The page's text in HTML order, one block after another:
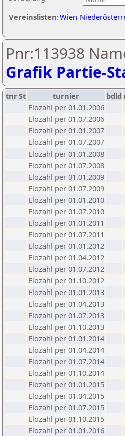
Vereinslisten:Wien
Pnr:113938
Grafik Partie-
tnrSt turnier bdld
Elozahl per 01.01.2006
Elozahl per 01.07.2006
Elozahl per 01.01.2007
Elozahl per 01.07.2007
Elozahl per 01.01.2008
Elozahl per 01.07.2008
Elozahl per 01.01.2009
Elozahl per 01.07.2009
Elozahl per 01.01.2010
Elozahl per 01.07.2010
Elozahl per 01.01.2011
Elozahl per 01.07.2011
Elozahl per 01.01.2012
Elozahl per 01.04.2012
Elozahl per 01.07.2012
Elozahl per 01.10.2012
Elozahl per 01.01.2013
Elozahl per 01.04.2013
Elozahl per 01.07.2013
Elozahl per 01.10.2013
Elozahl per 01.01.2014
Elozahl per 01.04.2014
Elozahl per 01.07.2014
Elozahl per 01.10.2014
Elozahl per 01.01.2015
Elozahl per 01.04.2015
Elozahl per 01.07.2015
Elozahl per 01.10.2015
Elozahl per 01.01.2016